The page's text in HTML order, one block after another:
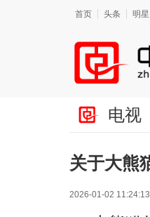
首页 头条 明星
电视
关于大熊
2026-01-02 11:24:13